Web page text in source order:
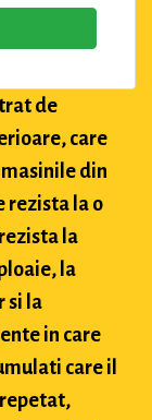
de
care
din
rezista la o
la
la
si la
in care
care il
repetat,